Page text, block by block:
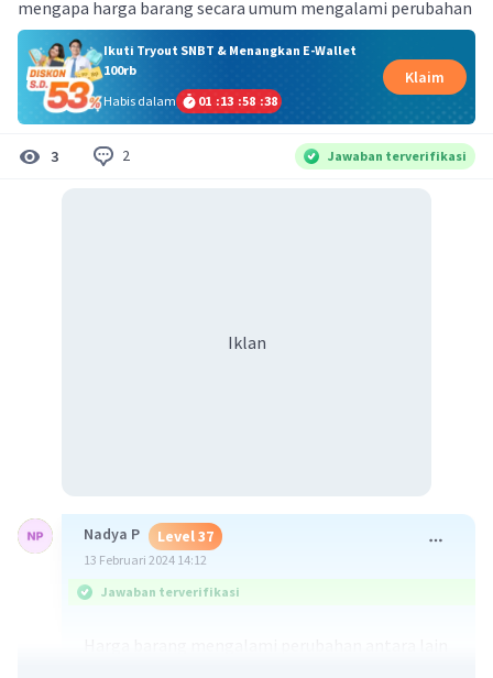
mengapa harga barang secara umum mengalami perubahan
Ikuti Tryout SNBT & Menangkan E-Wallet
100rb
Habis dalam
01 :13 :58 :37
Klaim
3 2 Jawaban terverifikasi
Iklan
Nadya P Level 37
13 Februari 2024 14:12
Jawaban terverifikasi